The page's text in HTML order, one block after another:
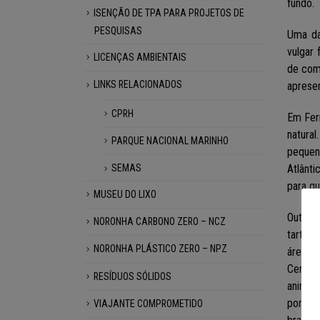
fundo.
Uma
vulgar
de
Em
para
Outro
área
por
ISENÇÃO DE TPA PARA PROJETOS DE
PESQUISAS
LICENÇAS AMBIENTAIS
LINKS RELACIONADOS
CPRH
PARQUE NACIONAL MARINHO
SEMAS
MUSEU DO LIXO
NORONHA CARBONO ZERO – NCZ
NORONHA PLÁSTICO ZERO – NPZ
RESÍDUOS SÓLIDOS
VIAJANTE COMPROMETIDO